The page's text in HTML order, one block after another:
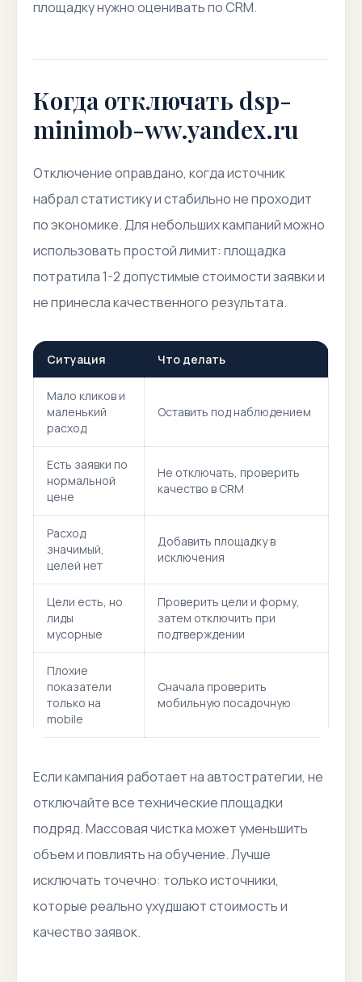
площадку нужно оценивать по CRM.
Когда отключать dsp-
minimob-ww.yandex.ru
Отключение оправдано, когда источник
набрал статистику и стабильно не проходит
по экономике. Для небольших кампаний можно
использовать простой лимит: площадка
потратила 1-2 допустимые стоимости заявки и
не принесла качественного результата.
Ситуация Что делать
Мало кликов и
маленький
расход
Оставить под наблюдением
Есть заявки по
нормальной
цене
Не отключать, проверить
качество в CRM
Расход
значимый,
целей нет
Добавить площадку в
исключения
Цели есть, но
лиды
мусорные
Проверить цели и форму,
затем отключить при
подтверждении
Плохие
показатели
только на
mobile
Сначала проверить
мобильную посадочную
Если кампания работает на автостратегии, не
отключайте все технические площадки
подряд. Массовая чистка может уменьшить
объем и повлиять на обучение. Лучше
исключать точечно: только источники,
которые реально ухудшают стоимость и
качество заявок.